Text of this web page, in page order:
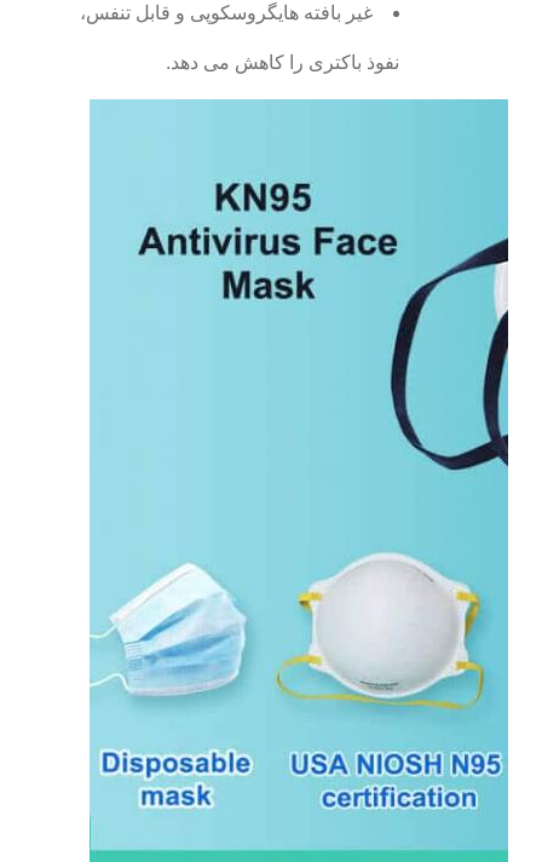
غیر بافته هایگروسکوپی و قابل تنفس،
نفوذ باکتری را کاهش می دهد.